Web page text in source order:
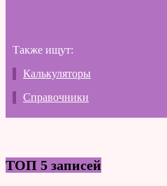
Также ищут:
Калькуляторы
Справочники
ТОП 5 записей